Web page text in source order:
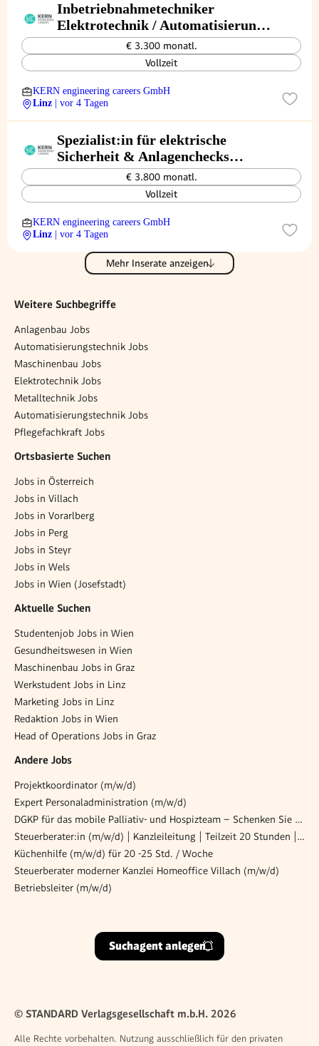
Inbetriebnahmetechniker
Elektrotechnik / Automatisierung
(w/m/d)
€ 3.300 monatl.
Vollzeit
KERN engineering careers GmbH
Linz
| vor 4 Tagen
Spezialist:in für elektrische
Sicherheit & Anlagenchecks
(m/w/d)
€ 3.800 monatl.
Vollzeit
KERN engineering careers GmbH
Linz
| vor 4 Tagen
Mehr Inserate anzeigen
Weitere Suchbegriffe
Anlagenbau Jobs
Automatisierungstechnik Jobs
Maschinenbau Jobs
Elektrotechnik Jobs
Metalltechnik Jobs
Automatisierungstechnik Jobs
Pflegefachkraft Jobs
Ortsbasierte Suchen
Jobs in Österreich
Jobs in Villach
Jobs in Vorarlberg
Jobs in Perg
Jobs in Steyr
Jobs in Wels
Jobs in Wien (Josefstadt)
Aktuelle Suchen
Studentenjob Jobs in Wien
Gesundheitswesen in Wien
Maschinenbau Jobs in Graz
Werkstudent Jobs in Linz
Marketing Jobs in Linz
Redaktion Jobs in Wien
Head of Operations Jobs in Graz
Andere Jobs
Projektkoordinator (m/w/d)
Expert Personaladministration (m/w/d)
DGKP für das mobile Palliativ- und Hospizteam – Schenken Sie (sich) Lebensqualität! (26/04/WPB)
Steuerberater:in (m/w/d) | Kanzleileitung | Teilzeit 20 Stunden | Linz
Küchenhilfe (m/w/d) für 20 -25 Std. / Woche
Steuerberater moderner Kanzlei Homeoffice Villach (m/w/d)
Betriebsleiter (m/w/d)
Suchagent anlegen
© STANDARD Verlagsgesellschaft m.b.H. 2026
Alle Rechte vorbehalten. Nutzung ausschließlich für den privaten